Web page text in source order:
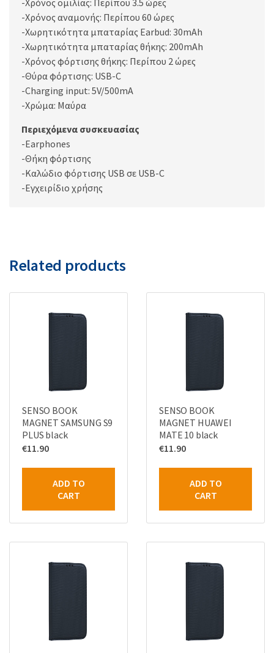
-Χρόνος ομιλίας: Περίπου 3.5 ώρες
-Χρόνος αναμονής: Περίπου 60 ώρες
-Χωρητικότητα μπαταρίας Earbud: 30mAh
-Χωρητικότητα μπαταρίας θήκης: 200mAh
-Χρόνος φόρτισης θήκης: Περίπου 2 ώρες
-Θύρα φόρτισης: USB-C
-Charging input: 5V/500mΑ
-Χρώμα: Μαύρα
Περιεχόμενα συσκευασίας
-Earphones
-Θήκη φόρτισης
-Καλώδιο φόρτισης USB σε USB-C
-Εγχειρίδιο χρήσης
Related products
SENSO BOOK
MAGNET SAMSUNG S9
PLUS black
€11.90
ADD TO
CART
SENSO BOOK
MAGNET HUAWEI
MATE 10 black
€11.90
ADD TO
CART